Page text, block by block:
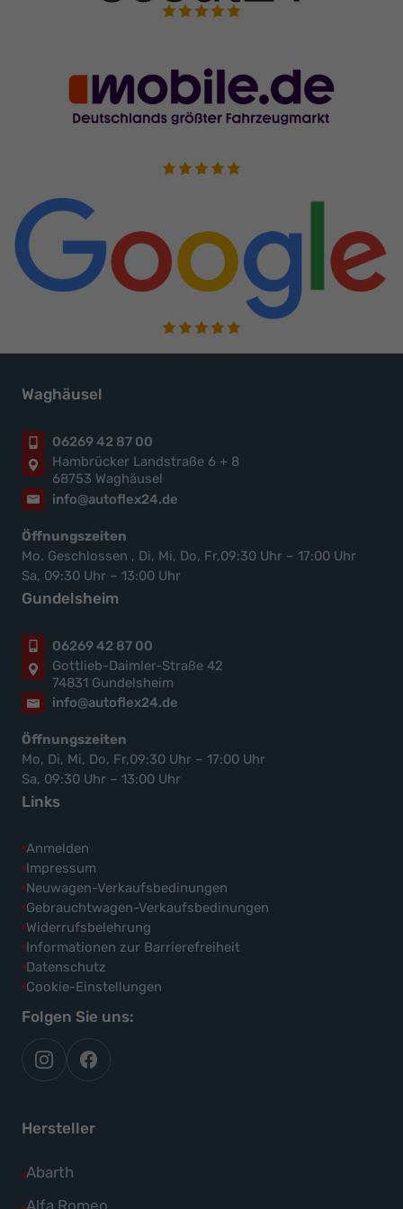
Waghäusel
06269 42 87 00
Hambrücker Landstraße 6 + 8
68753 Waghäusel
info@autoflex24.de
Öffnungszeiten
Mo. Geschlossen , Di, Mi, Do, Fr,09:30 Uhr – 17:00 Uhr
Sa, 09:30 Uhr – 13:00 Uhr
Gundelsheim
06269 42 87 00
Gottlieb-Daimler-Straße 42
74831 Gundelsheim
info@autoflex24.de
Öffnungszeiten
Mo, Di, Mi, Do, Fr,09:30 Uhr – 17:00 Uhr
Sa, 09:30 Uhr – 13:00 Uhr
Links
Anmelden
Impressum
Neuwagen-Verkaufsbedinungen
Gebrauchtwagen-Verkaufsbedinungen
Widerrufsbelehrung
Informationen zur Barrierefreiheit
Datenschutz
Cookie-Einstellungen
Folgen Sie uns:
autoflex
auf
autoflex24
auf
Hersteller
Abarth
Alle
Fahrzeuge